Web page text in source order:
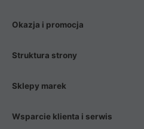
Okazja i promocja
Struktura strony
Sklepy marek
Wsparcie klienta i serwis